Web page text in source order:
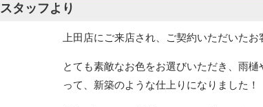
スタッフより
上田店にご来店され、ご契約いただいたお
とても素敵なお色をお選びいただき、雨
って、新築のような仕上りになりました！